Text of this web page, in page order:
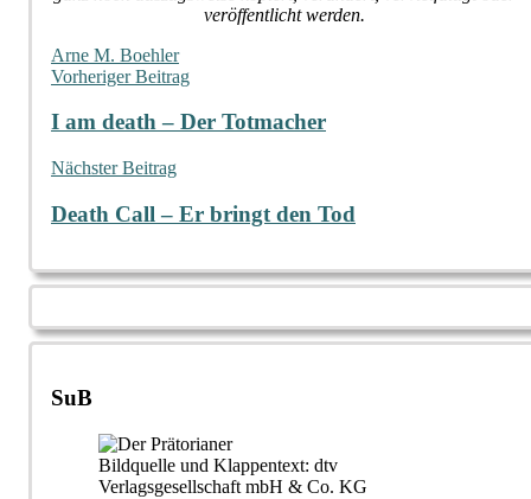
veröffentlicht werden.
Arne M. Boehler
Beitragsnavigation
Vorheriger Beitrag
I am death – Der Totmacher
Nächster Beitrag
Death Call – Er bringt den Tod
SuB
Bildquelle und Klappentext: dtv
Verlagsgesellschaft mbH & Co. KG